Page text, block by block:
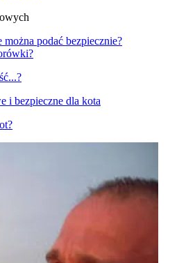
można podać bezpiecznie?
i bezpieczne dla kota